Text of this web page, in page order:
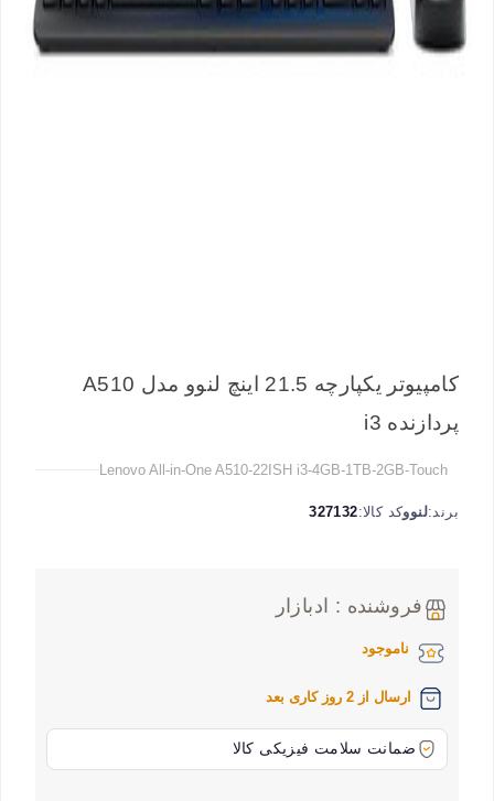
کامپیوتر یکپارچه 21.5 اینچ لنوو مدل A510
پردازنده i3
Lenovo All-in-One A510-22ISH i3-4GB-1TB-2GB-Touch
برند:لنووکد کالا:327132
فروشنده : ادبازار
ناموجود
ارسال از 2 روز کاری بعد
ضمانت سلامت فیزیکی کالا